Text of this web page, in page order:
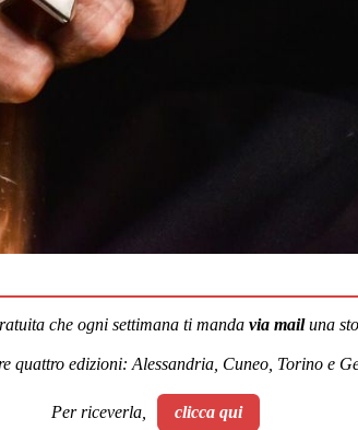
che ogni settimana ti manda via mailuna
quattro edizioni: Alessandria, Cuneo, Torino e
Per riceverla, clicca qui